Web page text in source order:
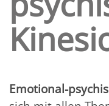
Emotional-